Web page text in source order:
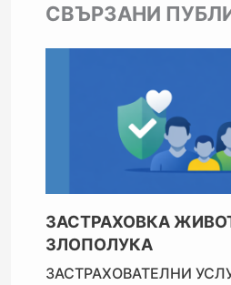
СВЪРЗАНИ
ЗАСТРАХОВКА
ЗЛОПОЛУКА
ЗАСТРАХОВАТЕЛНИ